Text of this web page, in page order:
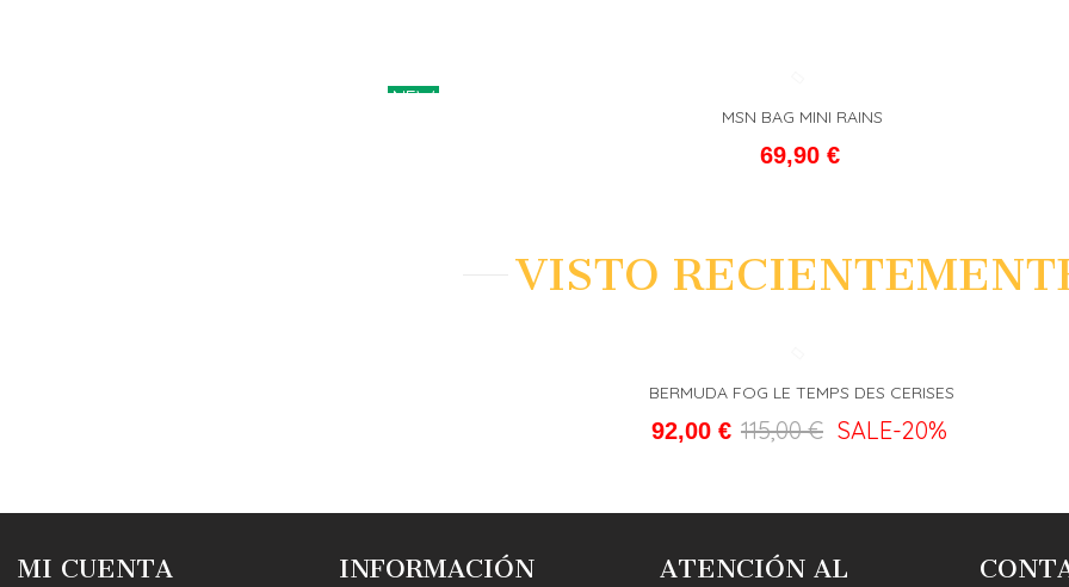
NEW
FAVORITO
MSN BAG MINI RAINS
69,90 €
VISTO
FAVORITO
BERMUDA FOG LE TEMPS DES CERISES
92,00 € 115,00 € SALE-20%
MI CUENTA INFORMACIÓN
ATENCIÓN AL